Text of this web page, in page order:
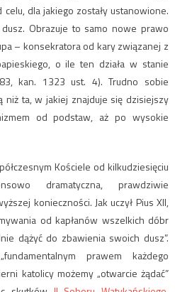
dla jakiego zostały ustanowione.
Obrazuje to samo nowe prawo
– konsekratora od kary związanej z
o ile ten działa w stanie
kan. 1323 ust. 4). Trudno sobie
niż ta, w jakiej znajduje się dzisiejszy
od podstaw, aż po wysokie
Kościele od kilkudziesięciu
dramatyczna, prawdziwie
konieczności. Jak uczył Pius XII,
od kapłanów wszelkich dóbr
dążyć do zbawienia swoich dusz”.
prawem każdego
katolicy możemy „otwarcie żądać”